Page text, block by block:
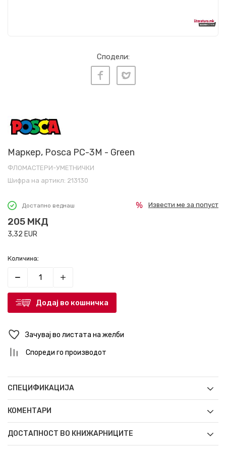
Сподели:
Маркер, Posca PC-3M - Green
ФЛОМАСТЕРИ-УМЕТНИЧКИ
Шифра на артикл: 213130
Достапно веднаш
205 МКД
3,32 EUR
Извести ме за попуст
Количина:
Додај во кошничка
Зачувај во листата на желби
Спореди го производот
СПЕЦИФИКАЦИЈА
КОМЕНТАРИ
ДОСТАПНОСТ ВО КНИЖАРНИЦИТЕ